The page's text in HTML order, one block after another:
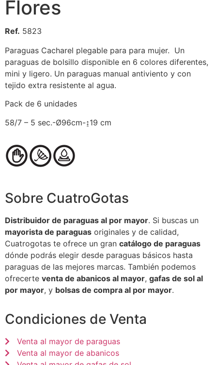
Flores
Ref. 5823
Paraguas Cacharel plegable para para mujer. Un
paraguas de bolsillo disponible en 6 colores diferentes,
mini y ligero. Un paraguas manual antiviento y con
tejido extra resistente al agua.
Pack de 6 unidades
58/7 – 5 sec.-Ø96cm-↨19 cm
Sobre CuatroGotas
Distribuidor de paraguas al por mayor. Si buscas un
mayorista de paraguas originales y de calidad,
Cuatrogotas te ofrece un gran catálogo de paraguas
dónde podrás elegir desde paraguas básicos hasta
paraguas de las mejores marcas. También podemos
ofrecerte venta de abanicos al mayor, gafas de sol al
por mayor, y bolsas de compra al por mayor.
Condiciones de Venta
Venta al mayor de paraguas
Venta al mayor de abanicos